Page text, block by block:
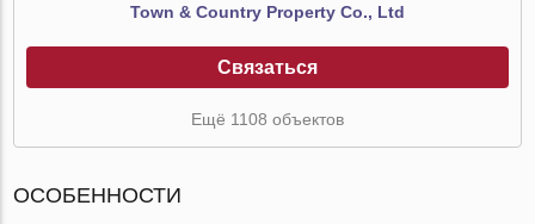
Town & Country Property Co., Ltd
Связаться
Ещё 1108 объектов
ОСОБЕННОСТИ